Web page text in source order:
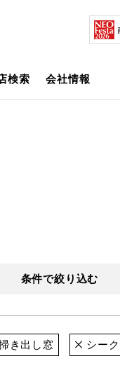
検索 会社情報
条件で絞り込む
き出し窓 シー